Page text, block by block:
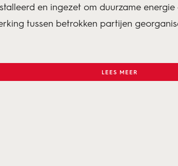
en ingezet om duurzame
tussen betrokken partijen
LEES MEER